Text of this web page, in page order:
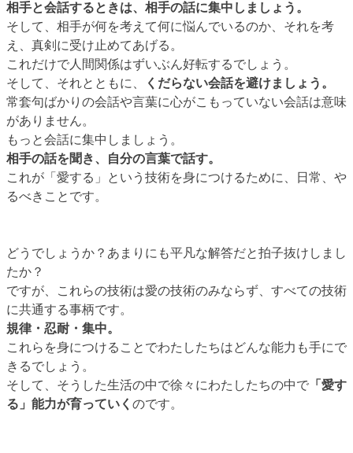
相手と会話するときは、相手の話に集中しましょう。
そして、相手が何を考えて何に悩んでいるのか、それを考
え、真剣に受け止めてあげる。
これだけで人間関係はずいぶん好転するでしょう。
そして、それとともに、
くだらない会話を避けましょう。
常套句ばかりの会話や言葉に心がこもっていない会話は意味
がありません。
もっと会話に集中しましょう。
相手の話を聞き、自分の言葉で話す。
これが「愛する」という技術を身につけるために、日常、や
るべきことです。
どうでしょうか？あまりにも平凡な解答だと拍子抜けしまし
たか？
ですが、これらの技術は愛の技術のみならず、すべての技術
に共通する事柄です。
規律・忍耐・集中。
これらを身につけることでわたしたちはどんな能力も手にで
きるでしょう。
そして、そうした生活の中で徐々にわたしたちの中で 「愛す
る」能力が育っていく のです。